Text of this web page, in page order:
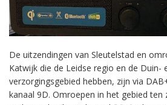
De uitzendingen van Sleutelstad en
Katwijk die de Leidse regio en de Duin-
verzorgingsgebied hebben, zijn via
kanaal 9D. Omroepen in het gebied ten